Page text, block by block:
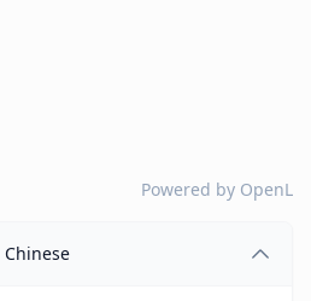
Powered by OpenL
Chinese